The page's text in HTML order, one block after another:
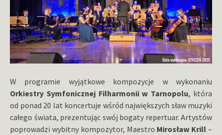
W programie wyjątkowe kompozycje w wykonaniu
Orkiestry Symfonicznej Filharmonii w Tarnopolu, która
od ponad 20 lat koncertuje wśród największych sław muzyki
całego świata, prezentując swój bogaty repertuar. Artystów
poprowadzi wybitny kompozytor, Maestro Mirosław Krill–